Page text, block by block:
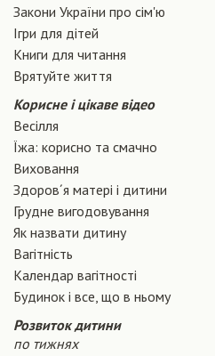
Закони України про сiм'ю
Ігри для дітей
Книги для читання
Врятуйте життя
Корисне і цікаве відео
Весілля
Їжа: корисно та смачно
Виховання
Здоров´я матері і дитини
Грудне вигодовування
Як назвати дитину
Вагiтнiсть
Календар вагітності
Будинок і все, що в ньому
Розвиток дитини
по тижнях